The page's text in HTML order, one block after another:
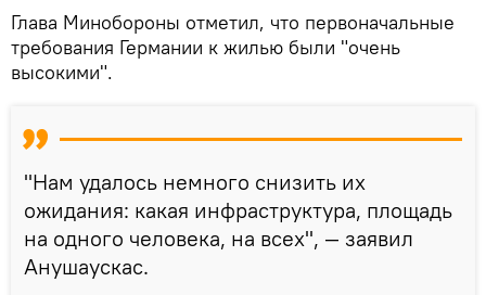
Глава Минобороны отметил, что первоначальные
требования Германии к жилью были "очень
высокими".
"Нам удалось немного снизить их
ожидания: какая инфраструктура, площадь
на одного человека, на всех", — заявил
Анушаускас.